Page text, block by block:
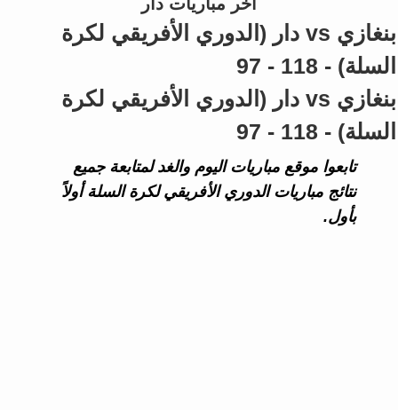
بنغازي vs دار (الدوري الأفريقي لكرة
السلة) - 118 - 97
بنغازي vs دار (الدوري الأفريقي لكرة
السلة) - 118 - 97
تابعوا موقع مباريات اليوم والغد لمتابعة جميع
نتائج مباريات الدوري الأفريقي لكرة السلة أولاً
بأول.